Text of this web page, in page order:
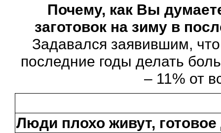
Почему, как Вы
заготовок на зиму в
Задавался заявившим,
последние годы делать
– 11% от
Люди плохо живут, готовое